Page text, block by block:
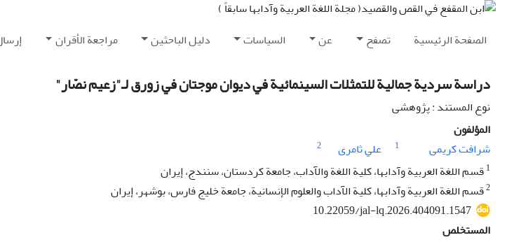
الصفحة الرئيسية تصفح عن السياسات دليل الباحثين مراجعة الأقران
دراسة سردية جمالية للتمثلات السينمائية في ديوان موجتان في زورق لـ"زعيم نصّار"
نوع المستند : پژوهشی
المؤلفون
شرافت کریمی
1 علي ثامری
2
1قسم اللغة العربية وآدابها، کلیة اللغة والآداب، جامعة کردستان، سنندج، إیران
2قسم اللغة العربية وآدابها، كلیة الآداب والعلوم الإنسانية، جامعة خليج فارس، بوشهر، إيران
10.22059/jal-lq.2026.404091.1547
المستخلص